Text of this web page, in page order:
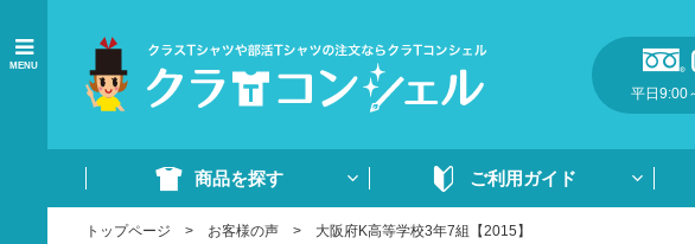
平日9:00
商品を探す ご利用ガイド
トップページ お客様の声 大阪府K高等学校3年7組【2015】
MENU